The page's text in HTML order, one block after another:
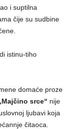
i suptilna
čije su sudbine
istinu-tiho
domaće proze
srce“ nije
ljubavi koja
čitaoca.